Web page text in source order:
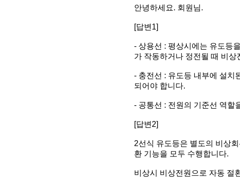
안녕하세요. 회원님.
[답변1]
- 상용선 : 평상시에는 유도등
가 작동하거나 정전될 때 비
- 충전선 : 유도등 내부에 설치
되어야 합니다.
- 공통선 : 전원의 기준선 역할
[답변2]
2선식 유도등은 별도의 비상
환 기능을 모두 수행합니다.
비상시 비상전원으로 자동 절